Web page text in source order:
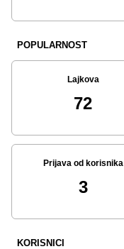
POPULARNOST
Lajkova
72
Prijava od korisnika
3
KORISNICI